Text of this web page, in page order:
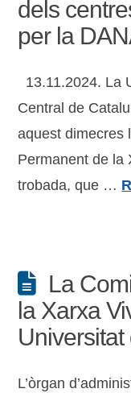
dels
per la
13.11.2024. La
Central de
aquest dimecres
Permanent de la
trobada, que …
La
la Xarxa
Universitat
L’òrgan